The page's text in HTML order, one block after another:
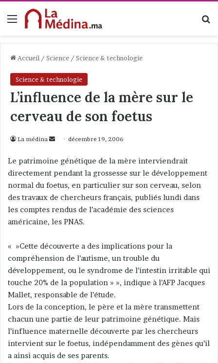
Menu
Accueil / Science / Science & technologie
Science & technologie
L’influence de la mère sur le
cerveau de son foetus
La médina
v
o
y
e
r
u
c
o
u
décembre 19, 2006
Le patrimoine génétique de la mère interviendrait
directement pendant la grossesse sur le développement
normal du foetus, en particulier sur son cerveau, selon
des travaux de chercheurs français, publiés lundi dans
les comptes rendus de l’académie des sciences
américaine, les PNAS.
« »Cette découverte a des implications pour la
compréhension de l’autisme, un trouble du
développement, ou le syndrome de l’intestin irritable qui
touche 20% de la population » », indique à l’AFP Jacques
Mallet, responsable de l’étude.
Lors de la conception, le père et la mère transmettent
chacun une partie de leur patrimoine génétique. Mais
l’influence maternelle découverte par les chercheurs
intervient sur le foetus, indépendamment des gènes qu’il
a ainsi acquis de ses parents.